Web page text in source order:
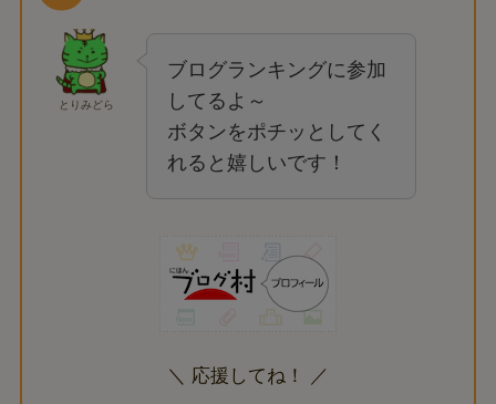
とりみどら
ブログランキングに参加
してるよ～
ボタンをポチッとしてく
れると嬉しいです！
＼ 応援してね！ ／